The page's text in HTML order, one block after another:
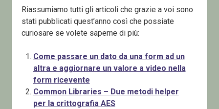
Riassumiamo tutti gli articoli che grazie a voi sono
stati pubblicati quest’anno così che possiate
curiosare se volete saperne di più:
Come passare un dato da una form ad un
altra e aggiornare un valore a video nella
form ricevente
Common Libraries – Due metodi helper
per la crittografia AES